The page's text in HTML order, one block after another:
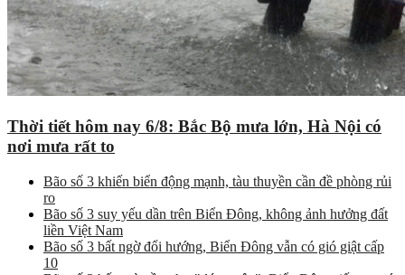
Thời tiết hôm nay 6/8: Bắc Bộ mưa lớn, Hà Nội có
nơi mưa rất to
Bão số 3 khiến biển động mạnh, tàu thuyền cần đề phòng rủi
ro
Bão số 3 suy yếu dần trên Biển Đông, không ảnh hưởng đất
liền Việt Nam
Bão số 3 bất ngờ đổi hướng, Biển Đông vẫn có gió giật cấp
10